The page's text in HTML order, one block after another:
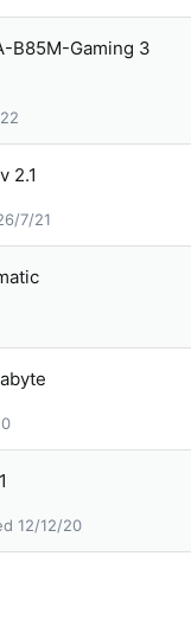
B85M-Gaming 3
2.1
7/21
12/12/20